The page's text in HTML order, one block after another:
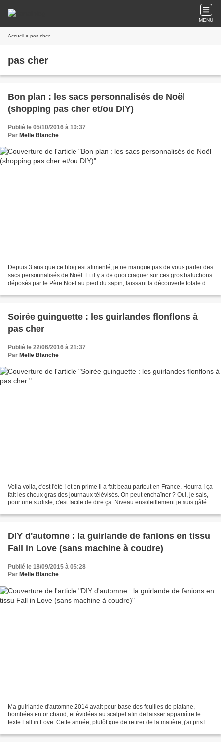
MENU
Accueil » pas cher
pas cher
Bon plan : les sacs personnalisés de Noël
(shopping pas cher et/ou DIY)
Publié le 05/10/2016 à 10:37
Par Melle Blanche
Depuis 3 ans que ce blog est alimenté, je ne manque pas de vous parler des
sacs personnalisés de Noël. Et il y a de quoi craquer sur ces gros baluchons
déposés par le Père Noël au pied du sapin, laissant la découverte totale des
Soirée guinguette : les guirlandes flonflons à
pas cher
Publié le 22/06/2016 à 21:37
Par Melle Blanche
Voila voila, c'est l'été ! et en prime il a fait beau partout en France. Hourra ! ça
fait les choux gras des journaux télévisés. On peut enchaîner ? Oui, je sais,
pour une sudiste, c'est facile de dire ça. Niveau ensoleillement je suis gâtée.
DIY d'automne : la guirlande de fanions en tissu
Fall in Love (sans machine à coudre)
Publié le 18/09/2015 à 05:28
Par Melle Blanche
Ma guirlande d'automne 2014 avait pour base des feuilles de platane,
bombées en or chaud, et évidées au scalpel afin de laisser apparaître le
texte Fall in Love. Cette année, plutôt que de retirer de la matière, j'ai pris le